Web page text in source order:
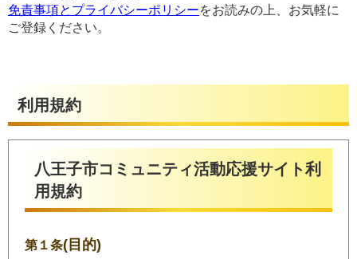
免責事項とプライバシーポリシーをお読みの上、お気軽に
ご登録ください。
利用規約
八王子市コミュニティ活動応援サイト利
用規約
第１条(目的)